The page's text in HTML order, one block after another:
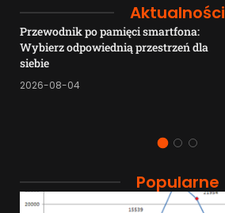
Aktualności
Przewodnik po pamięci smartfona:
Wybierz odpowiednią przestrzeń dla
siebie
2026-08-04
Popularne